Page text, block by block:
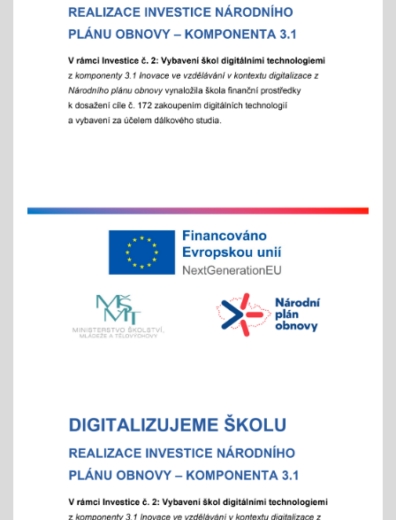
městská, okresní a vyšší kola
"držíme palce"
Zápisy online pro školní rok 2026/2027
15.01.2026
- letošní zápis do ZŠ pro 1. ročník školního roku
Chystáte se k zápisu?
nabízíme individuální prohlídky školy
"Každý jinak, ale všichni se těšíme"
25.11.2025